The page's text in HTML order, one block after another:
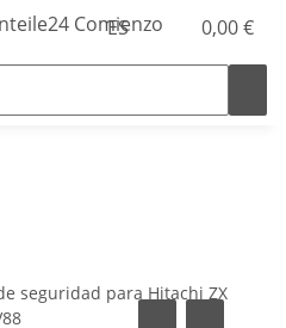
ES 0,00 €